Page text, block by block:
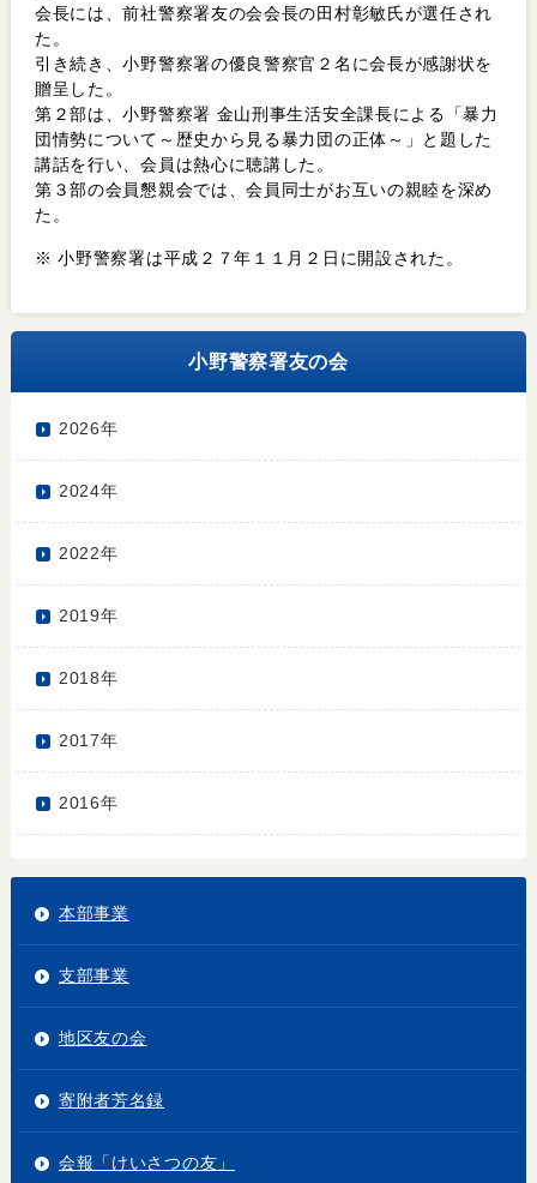
会長には、前社警察署友の会会長の田村彰敏氏が選任され
た。
引き続き、小野警察署の優良警察官２名に会長が感謝状を
贈呈した。
第２部は、小野警察署 金山刑事生活安全課長による「暴力
団情勢について～歴史から見る暴力団の正体～」と題した
講話を行い、会員は熱心に聴講した。
第３部の会員懇親会では、会員同士がお互いの親睦を深め
た。
※ 小野警察署は平成２７年１１月２日に開設された。
小野警察署友の会
2026年
2024年
2022年
2019年
2018年
2017年
2016年
本部事業
支部事業
地区友の会
寄附者芳名録
会報「けいさつの友」